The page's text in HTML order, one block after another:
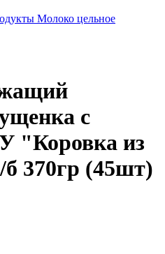
Молоко цельное
с
"Коровка из
370гр (45шт)